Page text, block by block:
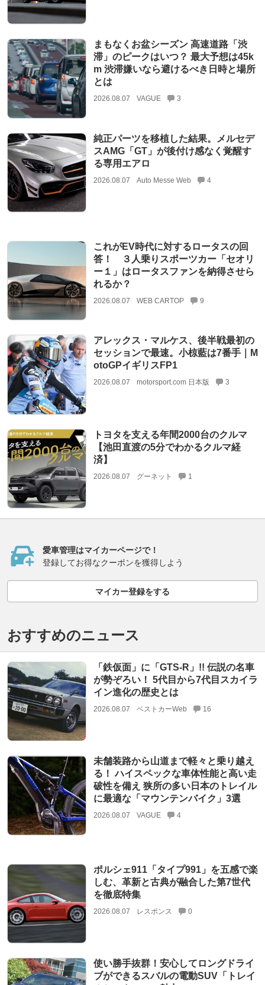
まもなくお盆シーズン 高速道路「渋
滞」のピークはいつ？ 最大予想は45k
m 渋滞嫌いなら避けるべき日時と場所
とは
2026.08.07 VAGUE 3
純正パーツを移植した結果。メルセデ
スAMG「GT」が後付け感なく覚醒す
る専用エアロ
2026.08.07 Auto Messe Web 4
これがEV時代に対するロータスの回
答！ ３人乗りスポーツカー「セオリ
ー１」はロータスファンを納得させら
れるか？
2026.08.07 WEB CARTOP 9
アレックス・マルケス、後半戦最初の
セッションで最速。小椋藍は7番手｜M
otoGPイギリスFP1
2026.08.07 motorsport.com 日本版 3
トヨタを支える年間2000台のクルマ
【池田直渡の5分でわかるクルマ経
済】
2026.08.07 グーネット 1
愛車管理はマイカーページで！
登録してお得なクーポンを獲得しよう
マイカー登録をする
おすすめのニュース
「鉄仮面」に「GTS-R」!! 伝説の名車
が勢ぞろい！ 5代目から7代目スカイラ
イン進化の歴史とは
2026.08.07 ベストカーWeb 16
未舗装路から山道まで軽々と乗り越え
る！ ハイスペックな車体性能と高い走
破性を備え 狭所の多い日本のトレイル
に最適な「マウンテンバイク」3選
2026.08.07 VAGUE 4
ポルシェ911「タイプ991」を五感で楽
しむ、革新と古典が融合した第7世代
を徹底特集
2026.08.07 レスポンス 0
使い勝手抜群！安心してロングドライ
ブができるスバルの電動SUV「トレイ